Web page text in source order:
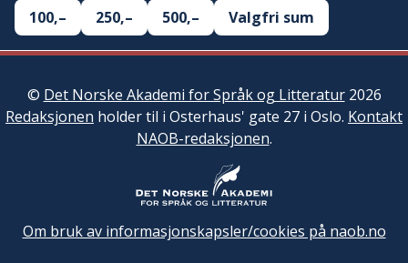
100,–
250,– 500,– Valgfri sum
© Det Norske Akademi for Språk og Litteratur2026
Redaksjonen holder til i Osterhaus' gate 27 i Oslo. Kontakt
NAOB-redaksjonen.
Om bruk av informasjonskapsler/cookies på naob.no